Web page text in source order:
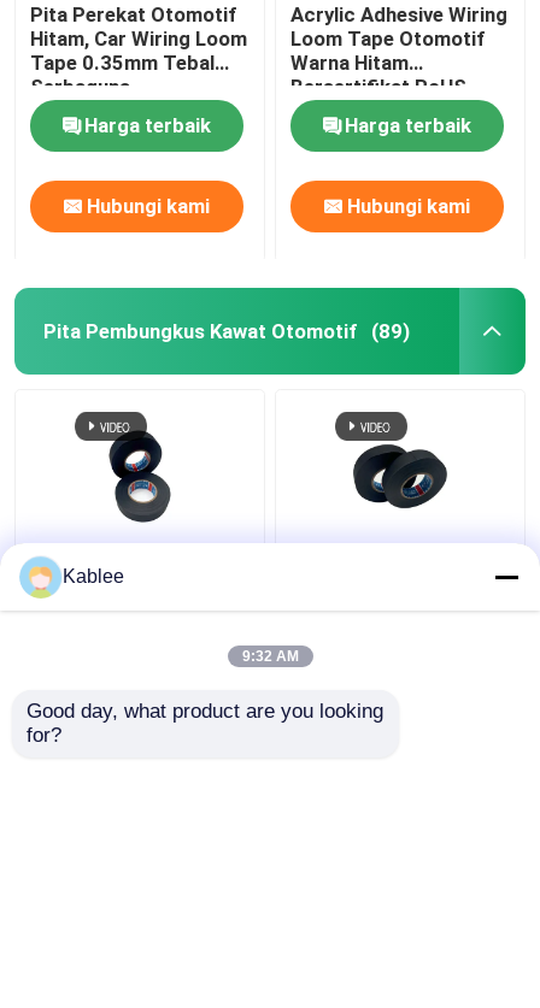
Pita Perekat Otomotif
Hitam, Car Wiring Loom
Tape 0.35mm Tebal
Serbaguna
Harga terbaik
Hubungi kami
Acrylic Adhesive Wiring
Loom Tape Otomotif
Warna Hitam
Bersertifikat RoHS
Harga terbaik
Hubungi kami
Pita Pembungkus Kawat Otomotif (89)
Pita Pembungkus
Harness Kawat
Lebar 9mm 19mm
Kablee
9:32 AM
Good day, what product are you looking
for?